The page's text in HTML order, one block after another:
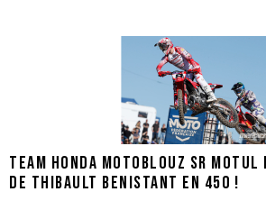
Team Honda Motoblouz SR Motul
de Thibault Benistant en 450 !